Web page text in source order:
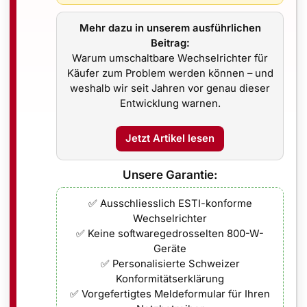
Kälteverhalten, Rückseitenplus bei Schnee.
kompensiert Teilverschattung/uneinheitliche
sicheres Laden bei niedrigen Temperaturen.
genauso viel ab, wie gerade benötigt wird →
. Setze auf geprüfte Halterungen, korrekte
& knapp
– sie erhöht die Eigenverbrauchsquote und vermeidet
verwenden.
Mehr dazu in unserem ausführlichen
Beitrag:
Warum umschaltbare Wechselrichter für
Käufer zum Problem werden können – und
weshalb wir seit Jahren vor genau dieser
Entwicklung warnen.
Jetzt Artikel lesen
Unsere Garantie:
✅ Ausschliesslich ESTI-konforme
Wechselrichter
✅ Keine softwaregedrosselten 800-W-
Geräte
✅ Personalisierte Schweizer
Konformitätserklärung
✅ Vorgefertigtes Meldeformular für Ihren